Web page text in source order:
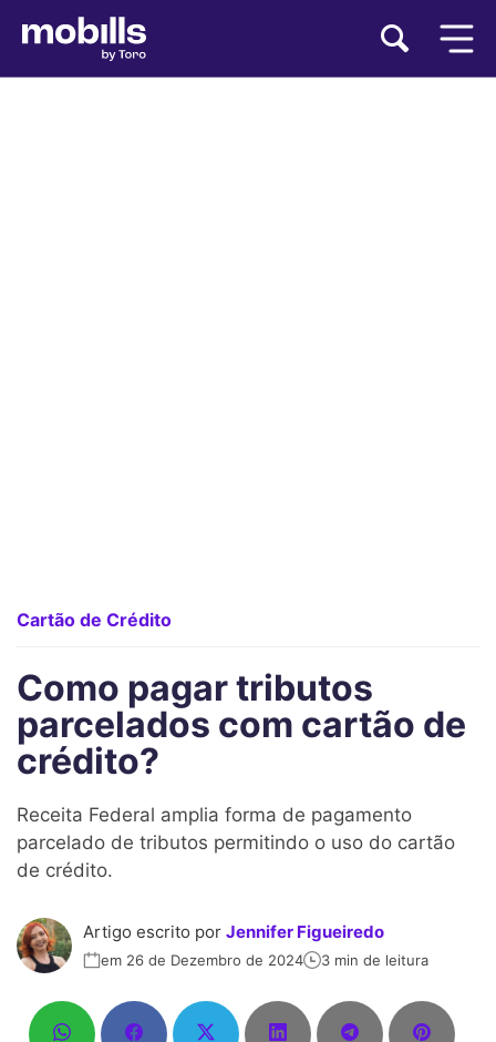
Cartão de Crédito
Como pagar tributos
parcelados com cartão de
crédito?
Receita Federal amplia forma de pagamento
parcelado de tributos permitindo o uso do cartão
de crédito.
Artigo escrito por Jennifer Figueiredo
em 26 de Dezembro de 2024 3 min de leitura